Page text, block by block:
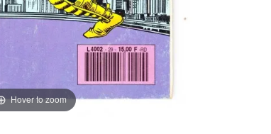
Hover to zoom